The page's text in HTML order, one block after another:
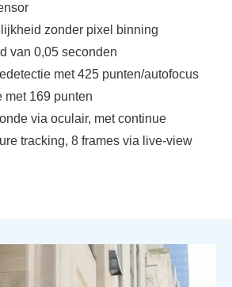
zonder pixel binning
van 0,05 seconden
met 425 punten/autofocus
met 169 punten
via oculair, met continue
tracking, 8 frames via live-view